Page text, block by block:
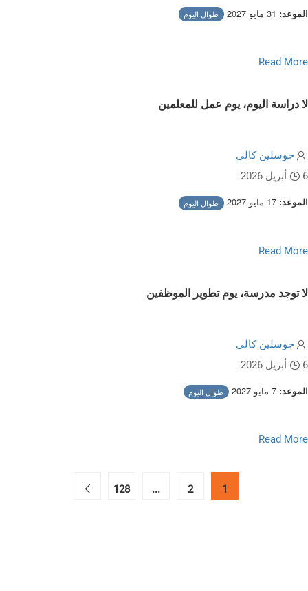
الموعد: طوال اليوم
Read more about No School, Holiday
Read More
لا دراسة اليوم، يوم عمل للمعلمين
جوسلين كالي
6 أبريل 2026
الموعد: طوال اليوم
Read more about No School, Teacher Work Day
Read More
لا توجد مدرسة، يوم تطوير الموظفين
جوسلين كالي
6 أبريل 2026
الموعد: طوال اليوم
Read more about No School, Staff Development Day
Read More
1
2
...
128